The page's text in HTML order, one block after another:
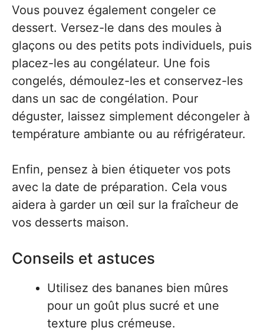
Vous pouvez également congeler ce
dessert. Versez-le dans des moules à
glaçons ou des petits pots individuels, puis
placez-les au congélateur. Une fois
congelés, démoulez-les et conservez-les
dans un sac de congélation. Pour
déguster, laissez simplement décongeler à
température ambiante ou au réfrigérateur.
Enfin, pensez à bien étiqueter vos pots
avec la date de préparation. Cela vous
aidera à garder un œil sur la fraîcheur de
vos desserts maison.
Conseils et astuces
Utilisez des bananes bien mûres
pour un goût plus sucré et une
texture plus crémeuse.